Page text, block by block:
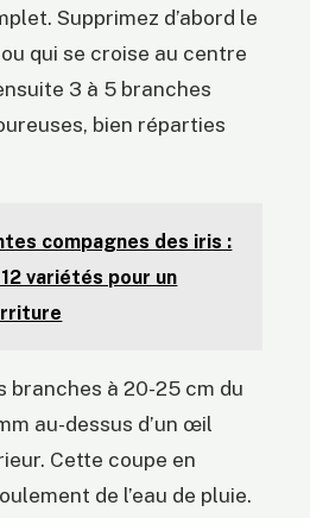
Supprimez d’abord le
qui se croise au centre
3 à 5 branches
bien réparties
compagnes des iris :
variétés pour un
branches à 20-25 cm du
au-dessus d’un œil
Cette coupe en
de l’eau de pluie.